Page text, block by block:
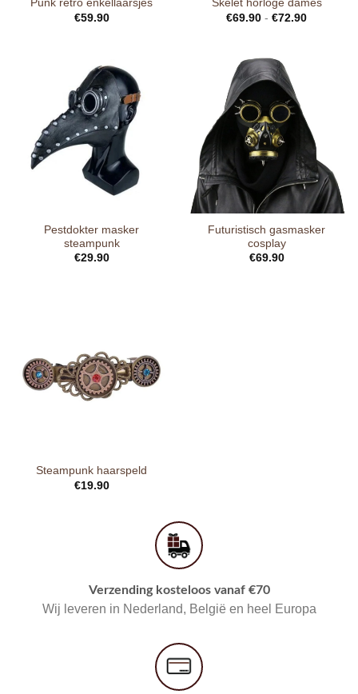
Punk retro enkellaarsjes
€59.90
Skelet horloge dames
€69.90 - €72.90
Pestdokter masker
steampunk
€29.90
Futuristisch gasmasker
cosplay
€69.90
Steampunk haarspeld
€19.90
Verzending kosteloos vanaf €70
Wij leveren in Nederland, België en heel Europa